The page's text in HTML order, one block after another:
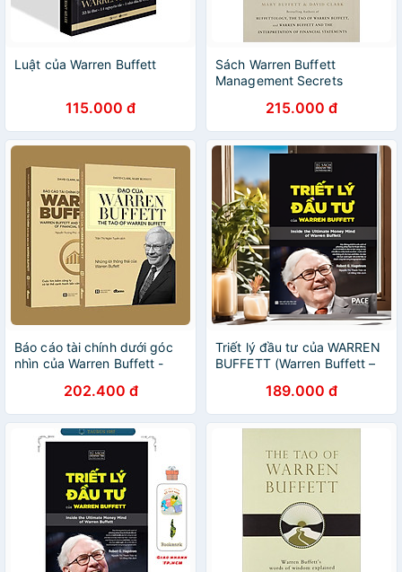
Luật của Warren Buffett
115.000 đ
Sách Warren Buffett
Management Secrets
215.000 đ
Báo cáo tài chính dưới góc
nhìn của Warren Buffett -
202.400 đ
Triết lý đầu tư của WARREN
BUFFETT (Warren Buffett –
Mind) - PACE195
189.000 đ